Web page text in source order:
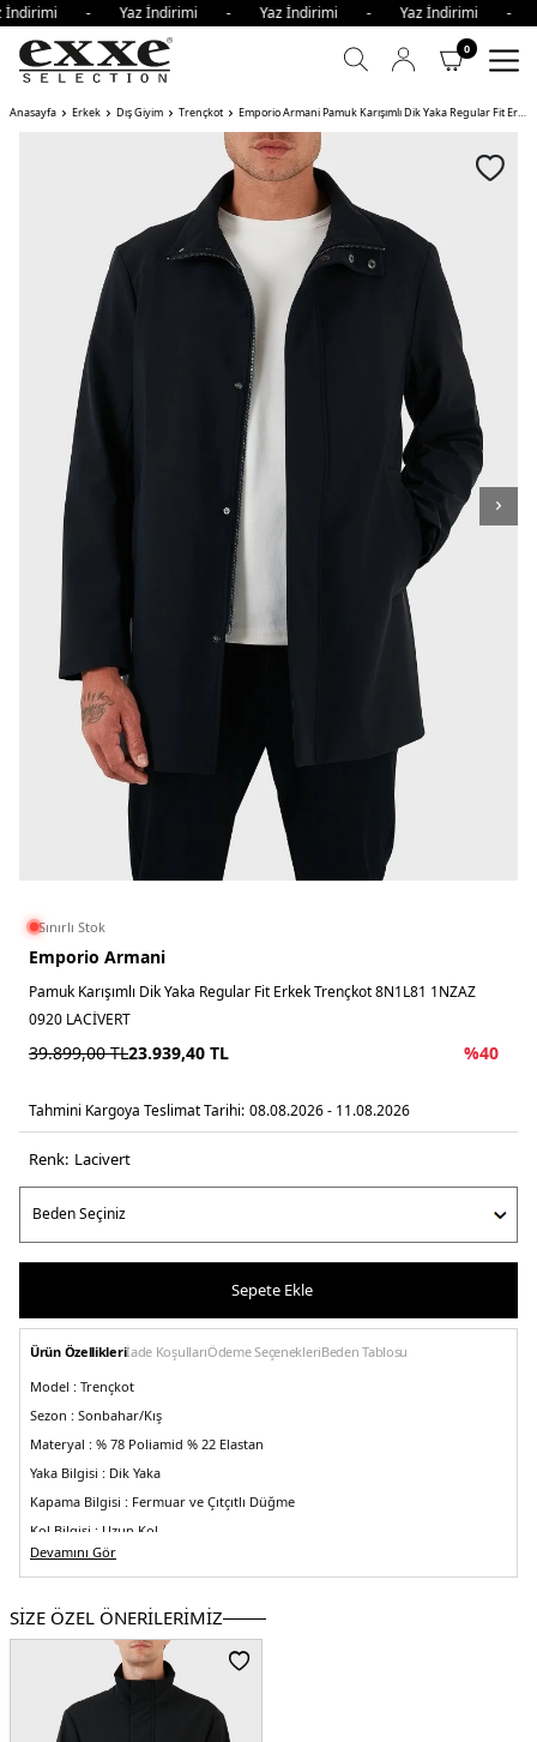
- Yaz İndirimi - Yaz İndirimi - Yaz
0
Anasayfa Erkek Dış Giyim Trençkot Emporio Armani Pamuk Karışımlı Dik Yaka Regular Fit Erkek Trençkot
Sınırlı Stok
Emporio Armani
Pamuk Karışımlı Dik Yaka Regular Fit Erkek Trençkot 8N1L81 1NZAZ
0920 LACİVERT
39.899,00TL23.939,40 TL %40
Tahmini Kargoya Teslimat Tarihi: 08.08.2026 - 11.08.2026
Renk: laci̇vert
Sepete Ekle
Ürün Özellikleriİade KoşullarıÖdeme SeçenekleriBeden Tablosu
Model : Trençkot
Sezon : Sonbahar/Kış
Materyal : % 78 Poliamid % 22 Elastan
Yaka Bilgisi : Dik Yaka
Kapama Bilgisi : Fermuar ve Çıtçıtlı Düğme
Kol Bilgisi : Uzun Kol
Cep Bilgisi :Cepli
Manken Bedeni :Boy : 1.88 cm / Göğüs : 100 cm / Bel : 81 cm / Basen : 101 cm
/ Beden : 48
Çin
5DE18N1L811NZAZ0920.12
Devamını Gör
SİZE ÖZEL ÖNERİLERİMİZ